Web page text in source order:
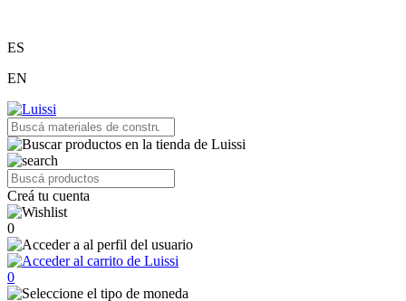
ES
EN
Creá tu cuenta
0
0